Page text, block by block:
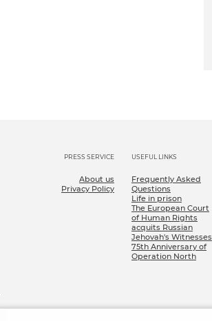
PRESS SERVICE
About us
Privacy Policy
USEFUL LINKS
Frequently Asked
Questions
Life in prison
The European Court
of Human Rights
acquits Russian
Jehovah's Witnesses
75th Anniversary of
Operation North